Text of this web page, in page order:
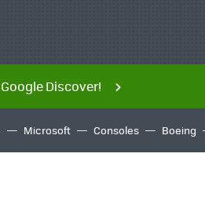
Discover!
Microsoft Consoles Boeing